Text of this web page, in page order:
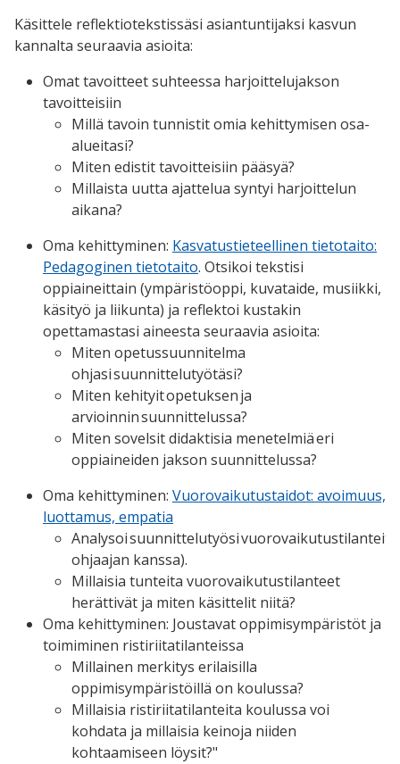
Käsittele reflektiotekstissäsi asiantuntijaksi kasvun
kannalta seuraavia asioita:
Omat tavoitteet suhteessa harjoittelujakson
tavoitteisiin
Millä tavoin tunnistit omia kehittymisen osa-
alueitasi?
Miten edistit tavoitteisiin pääsyä?
Millaista uutta ajattelua syntyi harjoittelun
aikana?
Oma kehittyminen: Kasvatustieteellinen tietotaito:
Pedagoginen tietotaito. Otsikoi tekstisi
oppiaineittain (ympäristöoppi, kuvataide, musiikki,
käsityö ja liikunta) ja reflektoi kustakin
opettamastasi aineesta seuraavia asioita:
Miten opetussuunnitelma
ohjasi suunnittelutyötäsi?
Miten kehityit opetuksen ja
arvioinnin suunnittelussa?
Miten sovelsit didaktisia menetelmiä eri
oppiaineiden jakson suunnittelussa?
Oma kehittyminen: Vuorovaikutustaidot: avoimuus,
luottamus, empatia
Analysoi suunnittelutyösi vuorovaikutustilanteita
ohjaajan kanssa).
Millaisia tunteita vuorovaikutustilanteet
herättivät ja miten käsittelit niitä?
Oma kehittyminen: Joustavat oppimisympäristöt ja
toimiminen ristiriitatilanteissa
Millainen merkitys erilaisilla
oppimisympäristöillä on koulussa?
Millaisia ristiriitatilanteita koulussa voi
kohdata ja millaisia keinoja niiden
kohtaamiseen löysit?"